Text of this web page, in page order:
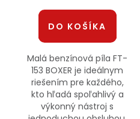
DO KOŠÍKA
Malá benzínová píla FT-
153 BOXER je ideálnym
riešením pre každého,
kto hľadá spoľahlivý a
výkonný nástroj s